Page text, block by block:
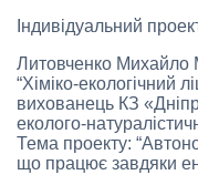
Індивідуальний
Литовченко Михайло
“Хіміко-екологічний
вихованець КЗ
еколого-
Тема проекту:
що працює завдяки